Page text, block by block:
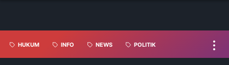
HUKUM INFO NEWS POLITIK